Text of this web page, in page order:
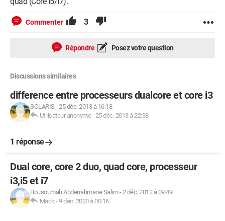
Commenter 3
Répondre Posez votre question
Discussions similaires
difference entre processeurs dualcore et core i3
SOLARIS -25 déc. 2013 à 16:18
Utilisateur anonyme-25 déc. 2013 à 22:38
1 réponse
Dual core, core 2 duo, quad core, processeur
i3,i5 et i7
Bousoumah Abderrahmane Salim-2 déc. 2012 à 09:49
Mack -9 déc. 2020 à 00:16